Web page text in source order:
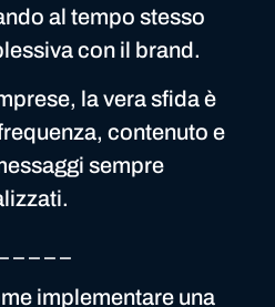
al tempo stesso
con il brand.
la vera sfida è
contenuto e
sempre
implementare una